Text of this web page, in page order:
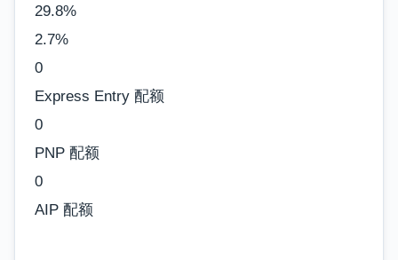
29.8%
2.7%
0
Express Entry 配额
0
PNP 配额
0
AIP 配额